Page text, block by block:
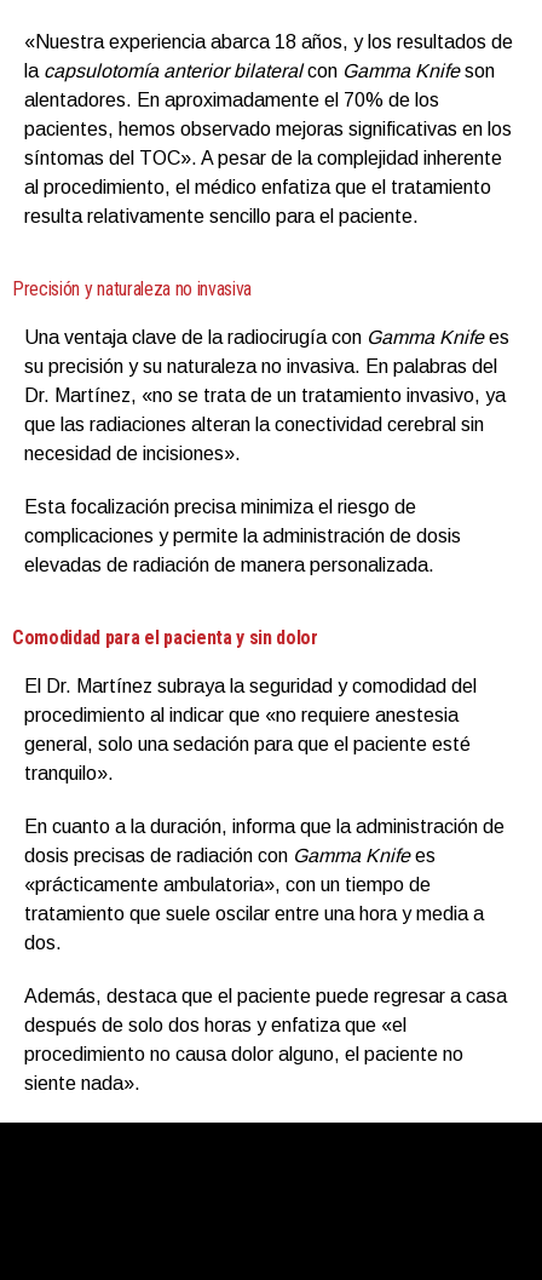
«Nuestra experiencia abarca 18 años, y los resultados de
la capsulotomía anterior bilateralcon Gamma Knifeson
alentadores. En aproximadamente el 70% de los
pacientes, hemos observado mejoras significativas en los
síntomas del TOC». A pesar de la complejidad inherente
al procedimiento, el médico enfatiza que el tratamiento
resulta relativamente sencillo para el paciente.
Precisión y naturaleza no invasiva
Una ventaja clave de la radiocirugía con Gamma Knifees
su precisión y su naturaleza no invasiva. En palabras del
Dr. Martínez, «no se trata de un tratamiento invasivo, ya
que las radiaciones alteran la conectividad cerebral sin
necesidad de incisiones».
Esta focalización precisa minimiza el riesgo de
complicaciones y permite la administración de dosis
elevadas de radiación de manera personalizada.
Comodidad para el pacienta y sin dolor
El Dr. Martínez subraya la seguridad y comodidad del
procedimiento al indicar que «no requiere anestesia
general, solo una sedación para que el paciente esté
tranquilo».
En cuanto a la duración, informa que la administración de
dosis precisas de radiación con Gamma Knifees
«prácticamente ambulatoria», con un tiempo de
tratamiento que suele oscilar entre una hora y media a
dos.
Además, destaca que el paciente puede regresar a casa
después de solo dos horas y enfatiza que «el
procedimiento no causa dolor alguno, el paciente no
siente nada».